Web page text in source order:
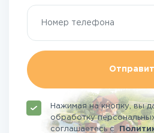
Нажимая на кнопку, вы
обработку
соглашаетесьс